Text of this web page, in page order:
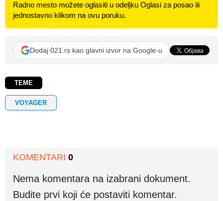
Radno mesto možete oglasiti u odeljku Oglasi za posao ili
jednostavno klikom na ovu poruku.
Dodaj 021.rs kao glavni izvor na Google-u
TEME
VOYAGER
KOMENTARI 0
Nema komentara na izabrani dokument.
Budite prvi koji će postaviti komentar.